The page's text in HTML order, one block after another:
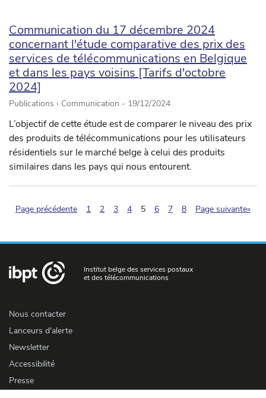
Communication du 17 décembre 2024
concernant l'étude comparative des prix des
services de télécommunications en Belgique
et dans les pays voisins [Tarifs d'octobre
2024]
Publications › Communication - 19/12/2024
L’objectif de cette étude est de comparer le niveau des prix
des produits de télécommunications pour les utilisateurs
résidentiels sur le marché belge à celui des produits
similaires dans les pays qui nous entourent.
Page précédente 1 2 3 4 5(pagination.current)
6 7 8 Page suivante»
Institut belge des services postaux
et des télécommunications
Nous contacter
Lanceurs d'alerte
Newsletter
Accessibilité
Presse